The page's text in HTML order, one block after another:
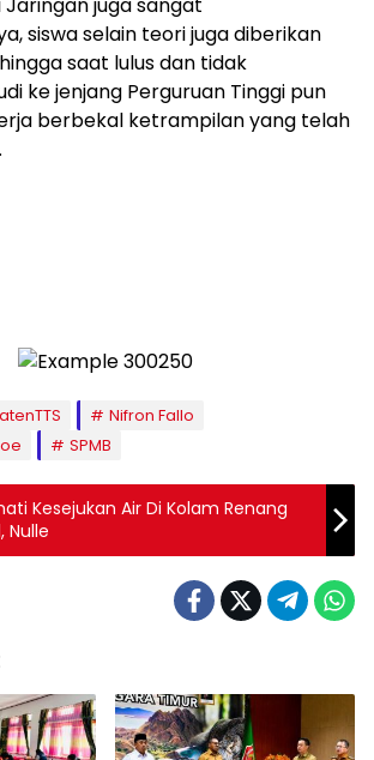
siswa selain teori juga diberikan
saat lulus dan tidak
ke jenjang Perguruan Tinggi pun
berbekal ketrampilan yang telah
Nifron Fallo
SPMB
Kesejukan Air Di Kolam Renang
Nulle